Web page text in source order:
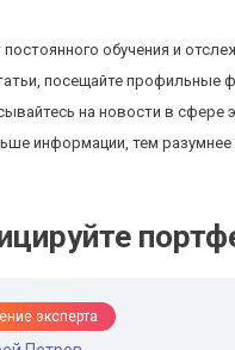
обучения и
посещайте профильные
на новости в сфере
информации, тем
эксперта